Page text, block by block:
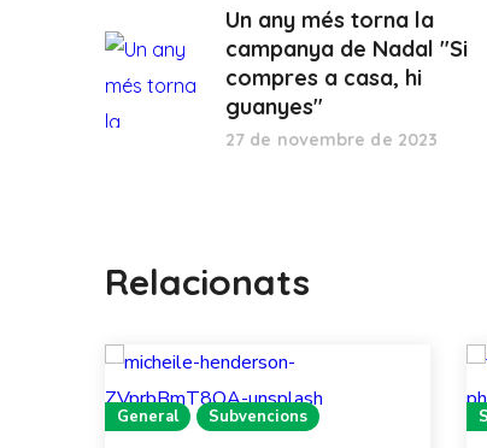
Un any més torna la
campanya de Nadal "Si
compres a casa, hi
guanyes"
27 de novembre de 2023
Relacionats
General Subvencions